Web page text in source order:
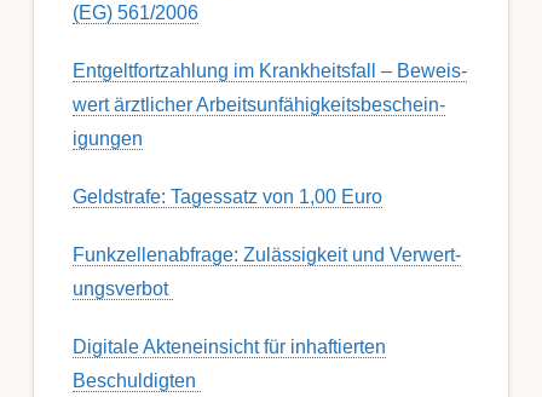
(EG) 561/2006
Ent­gelt­fort­zahl­ung im Krank­heits­fall – Be­weis­
wert ärzt­lich­er Ar­beits­un­fähig­keits­be­schein­
igung­en
Geldstrafe: Tagessatz von 1,00 Euro
Funk­zell­en­ab­fra­ge: Zu­lässig­keit und Ver­wert­
ungs­ver­bot
Digitale Akteneinsicht für inhaftierten
Beschuldigten